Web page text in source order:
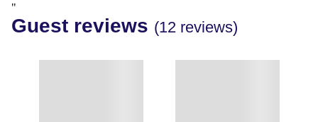
"
Guest reviews (12 reviews)